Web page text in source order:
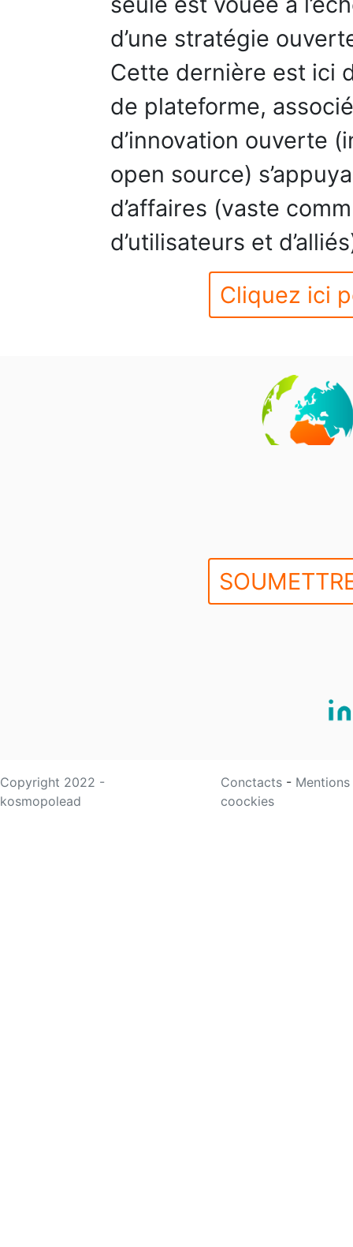
d’une stratégie
Cette dernière est ici
de plateforme,
d’innovation ouverte
open source)
d’affaires (vaste
d’utilisateurs et
Cliquez ici
Copyright 2022 -
kosmopolead
Conctacts -
coockies